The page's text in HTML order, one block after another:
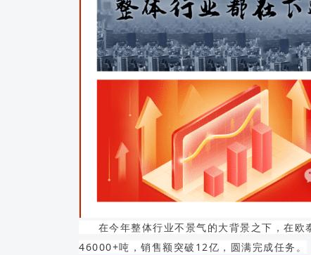
在今年整体行业不景气的大背景之下，在欧
46000+吨，销售额突破12亿，圆满完成任务。